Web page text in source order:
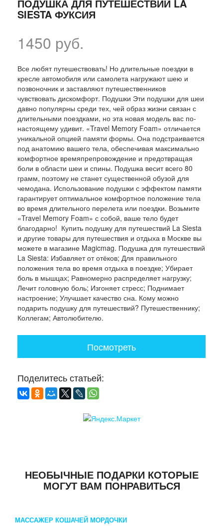
ПОДУШКА ДЛЯ ПУТЕШЕСТВИЙ LA
SIESTA ФУКСИЯ
1450 руб.
Все любят путешествовать! Но длительные поездки в
кресле автомобиля или самолета нагружают шею и
позвоночник и заставляют путешественников
чувствовать дискомфорт. Подушки Эти подушки для шеи
давно популярны среди тех, чей образ жизни связан с
длительными поездками, но эта новая модель вас по-
настоящему удивит. «Travel Memory Foam» отличается
уникальной опцией памяти формы. Она подстраивается
под анатомию вашего тела, обеспечивая максимально
комфортное времяпрепровождение и предотвращая
боли в области шеи и спины. Подушка весит всего 80
грамм, поэтому не станет существенной обузой для
чемодана. Использование подушки с эффектом памяти
гарантирует оптимальное комфортное положение тела
во время длительного перелета или поездки. Возьмите
«Travel Memory Foam» с собой, ваше тело будет
благодарно! Купить подушку для путешествий La Siesta
и другие товары для путешествия и отдыха в Москве вы
можете в магазине Magicmag. Подушка для путешествий
La Siesta: Избавляет от отёков; Для правильного
положения тела во время отдыха в поездке; Убирает
боль в мышцах; Равномерно распределяет нагрузку;
Лечит головную боль; Изгоняет стресс; Поднимает
настроение; Улучшает качество сна. Кому можно
подарить подушку для путешествий? Путешественнику;
Коллегам; Автолюбителю.
Посмотреть
Поделитесь статьей:
НЕОБЫЧНЫЕ ПОДАРКИ КОТОРЫЕ
МОГУТ ВАМ ПОНРАВИТЬСЯ
МАССАЖЕР КОШАЧЕЙ МОРДОЧКИ